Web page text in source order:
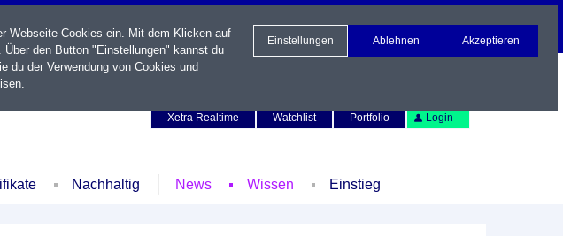
Xetra Realtime
Watchlist Portfolio Login
Nachhaltig News Wissen Einstieg
Webseite Cookies ein. Mit dem Klicken auf
den Button "Einstellungen" kannst du
du der Verwendung von Cookies und
.
Einstellungen Ablehnen Akzeptieren